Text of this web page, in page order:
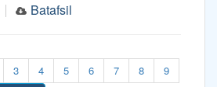
Batafsil
3 4 5 6 7 8
9